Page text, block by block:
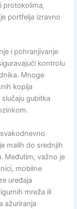
protokolima,
portfelja izravno
i pohranjivanje
kontrolu
Mnoge
kopija
gubitka
malih do srednjih
Međutim, važno je
mobilne
uređaja
mreža ili
ažuriranja